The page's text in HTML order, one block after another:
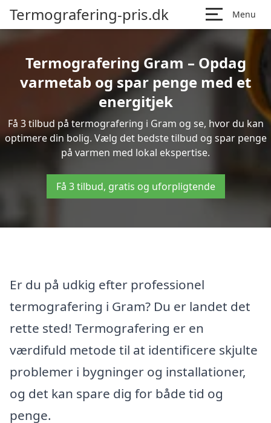
Termografering-pris.dk Menu
Termografering Gram – Opdag
varmetab og spar penge med et
energitjek
Få 3 tilbud på termografering i Gram og se, hvor du kan
optimere din bolig. Vælg det bedste tilbud og spar penge
på varmen med lokal ekspertise.
Få 3 tilbud, gratis og uforpligtende
Er du på udkig efter professionel
termografering i Gram? Du er landet det
rette sted! Termografering er en
værdifuld metode til at identificere skjulte
problemer i bygninger og installationer,
og det kan spare dig for både tid og
penge.